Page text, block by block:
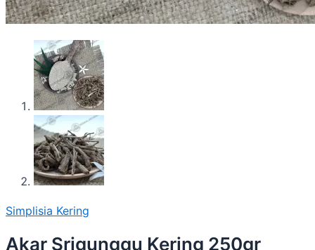
Simplisia Kering
Akar Srigunggu Kering 250gr